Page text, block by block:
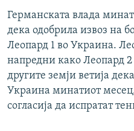
Германската влада
дека одобрила извоз на
Леопард 1 во Украина.
напредни како Леопард
другите земји ветија
Украина минатиот
согласија да испратат